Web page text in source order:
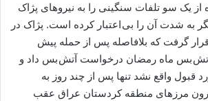
یک سو تلفات سنگینی را به نیروهای پژاک
به شدت آن را بی اعتبار کرده است. پژاک در
گرفت که بلافاصله پس از حمله پیش
آتش بس ماه رمضان درخواست آتش بس داد و
قبول واقع نشد تنها پس از چند روز به
مرزهای منطقه کردستان عراق عقب